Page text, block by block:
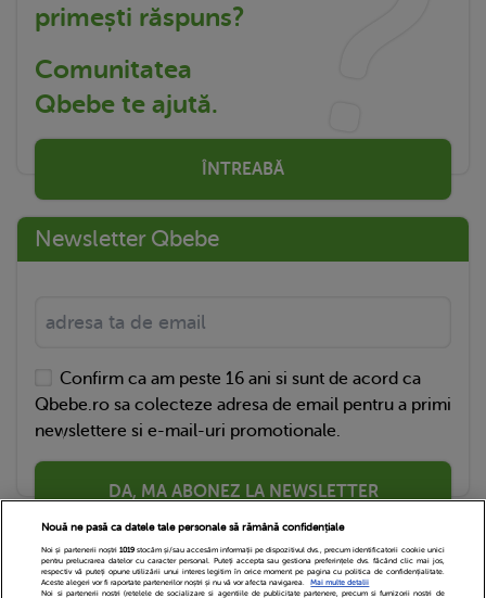
primești răspuns?
Comunitatea
Qbebe te ajută.
ÎNTREABĂ
Newsletter Qbebe
Confirm ca am peste 16 ani si sunt de acord ca
Qbebe.ro sa colecteze adresa de email pentru a primi
newslettere si e-mail-uri promotionale.
DA, MA ABONEZ LA NEWSLETTER
Nouă ne pasă ca datele tale personale să rămână confidențiale
Noi și partenerii noștri 1019stocăm și/sau accesăm informații pe dispozitivul dvs., precum identificatorii cookie unici
pentru prelucrarea datelor cu caracter personal. Puteți accepta sau gestiona preferințele dvs. făcând clic mai jos,
respectiv vă puteți opune utilizării unui interes legitim în orice moment pe pagina cu politica de confidențialitate.
Aceste alegeri vor fi raportate partenerilor noștri și nu vă vor afecta navigarea.
Mai multe detalii
Noi si partenerii nostri (retelele de socializare si agentiile de publicitate partenere, precum si furnizorii nostri de